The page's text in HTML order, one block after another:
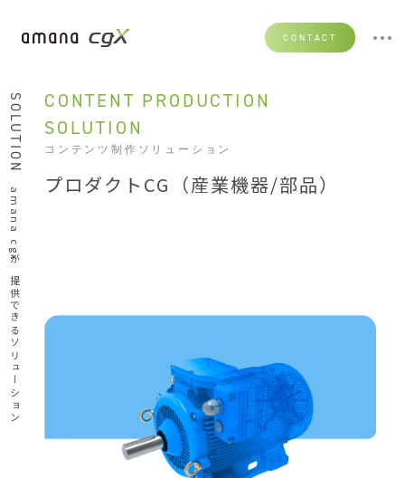
CONTACT
SOLUTION
amana cgxが提供できるソリューション
CONTENT PRODUCTION
SOLUTION
コンテンツ制作ソリューション
プロダクトCG（産業機器/部品）